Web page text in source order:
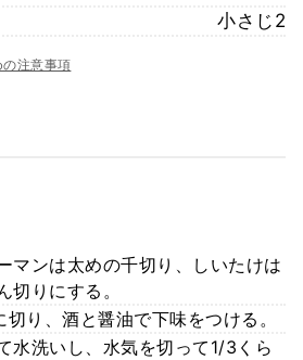
小さじ2
注意事項
マンは太めの千切り、しいたけは
切りにする。
り、酒と醤油で下味をつける。
水洗いし、水気を切って1/3くら